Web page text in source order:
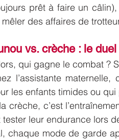
prêt à faire un
mêler des affaires de
vs. crèche : le
qui gagne le combat ?
l’assistante
les enfants timides ou
crèche, c’est
tester leur endurance lors
chaque mode de garde